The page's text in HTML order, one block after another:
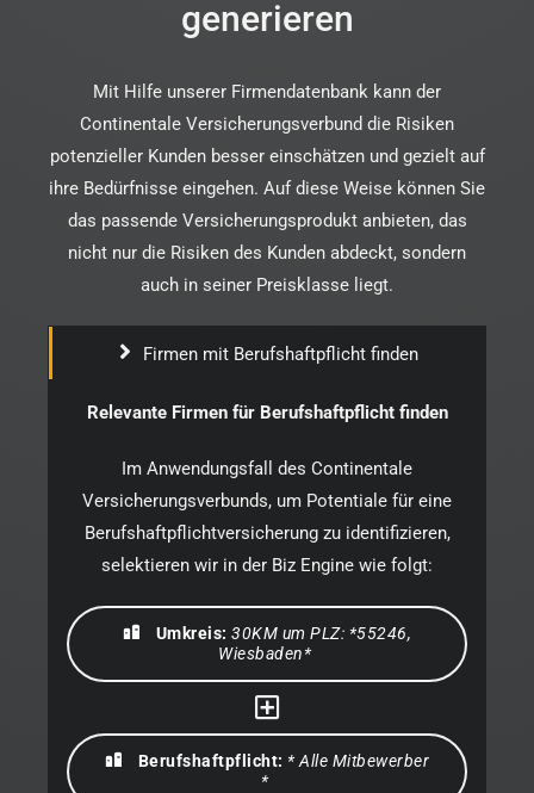
generieren
Mit Hilfe unserer Firmendatenbank kann der
Continentale Versicherungsverbund die Risiken
potenzieller Kunden besser einschätzen und gezielt auf
ihre Bedürfnisse eingehen. Auf diese Weise können Sie
das passende Versicherungsprodukt anbieten, das
nicht nur die Risiken des Kunden abdeckt, sondern
auch in seiner Preisklasse liegt.
Firmen mit Berufshaftpflicht finden
Relevante Firmen für Berufshaftpflicht finden
Im Anwendungsfall des Continentale
Versicherungsverbunds, um Potentiale für eine
Berufshaftpflichtversicherung zu identifizieren,
selektieren wir in der Biz Engine wie folgt:
Umkreis: 30KM um PLZ: *55246,
Wiesbaden*
Berufshaftpflicht: * Alle Mitbewerber
*